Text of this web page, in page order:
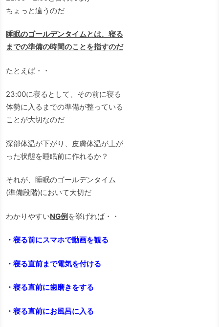
ちょっと違うのだ
睡眠のゴールデンタイムとは、寝る
までの準備の時間のことを指すのだ
たとえば・・
23:00に寝るとして、その前に寝る
体勢に入るまでの準備が整っている
ことが大切なのだ
深部体温が下がり、皮膚体温が上が
った状態を睡眠前に作れるか？
それが、睡眠のゴールデンタイム
(準備段階)において大切だ
わかりやすいNG例を挙げれば・・
・寝る前にスマホで動画を観る
・寝る直前まで電気を付ける
・寝る直前に歯磨きをする
・寝る直前にお風呂に入る